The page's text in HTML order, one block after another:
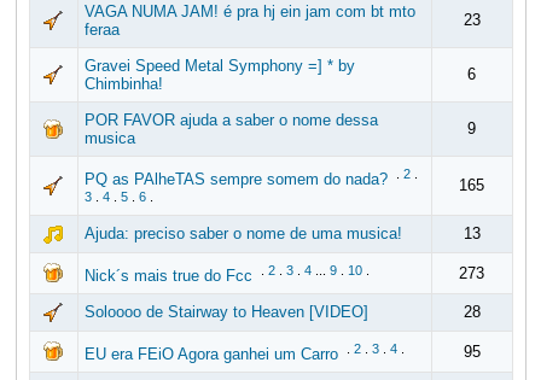
VAGA NUMA JAM! é pra hj ein jam com bt mto
feraa
23
Gravei Speed Metal Symphony =] * by
Chimbinha!
6
POR FAVOR ajuda a saber o nome dessa
musica
9
PQ as PAlheTAS sempre somem do nada? 2.
3. 4. 5. 6.
165
Ajuda: preciso saber o nome de uma musica! 13
Nick´s mais true do Fcc 2. 3. 4... 9. 10. 273
Soloooo de Stairway to Heaven [VIDEO] 28
EU era FEiO Agora ganhei um Carro 2. 3. 4. 95